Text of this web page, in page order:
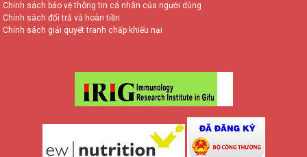
Chính sách bảo vệ thông tin cá nhân của người dùng
Chính sách đổi trả và hoàn tiền
Chính sách giải quyết tranh chấp khiếu nại